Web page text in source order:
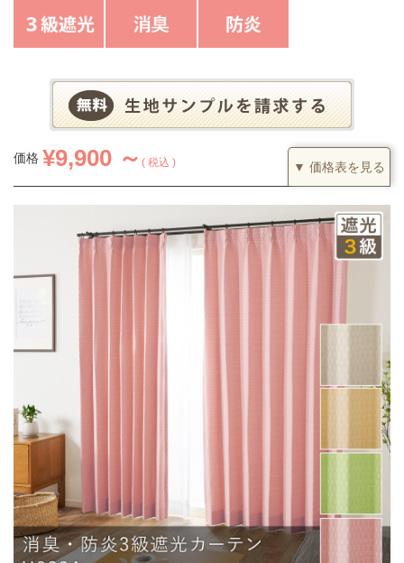
価格 ¥9,900 ～ 税込 ▼ 価格表を見る
カーテンの仕上がり幅に対して1.5倍の生地を利用し、上部を2つ
山のヒダでつまみます。すっきりとした印象になるベーシックな
つまみです。
(価格は税込です)
丈／幅
301～400
55～
140
9,900円 19,800 円 29,700 円